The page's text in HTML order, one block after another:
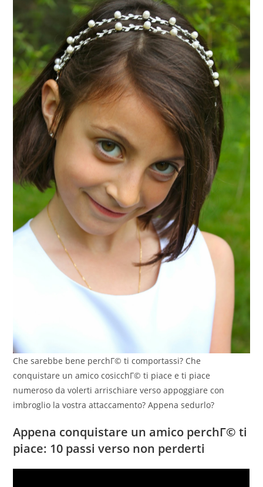
Che sarebbe bene perchГ© ti comportassi? Che
conquistare un amico cosicchГ© ti piace e ti piace
numeroso da volerti arrischiare verso appoggiare con
imbroglio la vostra attaccamento? Appena sedurlo?
Appena conquistare un amico perchГ© ti
piace: 10 passi verso non perderti